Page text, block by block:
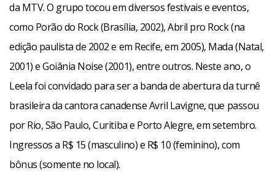
da MTV. O grupo tocou em diversos festivais e eventos,
como Porão do Rock (Brasília, 2002), Abril pro Rock (na
edição paulista de 2002 e em Recife, em 2005), Mada (Natal,
2001) e Goiânia Noise (2001), entre outros. Neste ano, o
Leela foi convidado para ser a banda de abertura da turnê
brasileira da cantora canadense Avril Lavigne, que passou
por Rio, São Paulo, Curitiba e Porto Alegre, em setembro.
Ingressos a R$ 15 (masculino) e R$ 10 (feminino), com
bônus (somente no local).